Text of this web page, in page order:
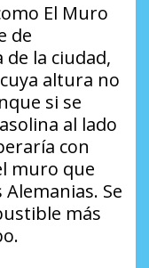
El Muro
de
la ciudad,
altura no
si se
al lado
con
muro que
Se
más